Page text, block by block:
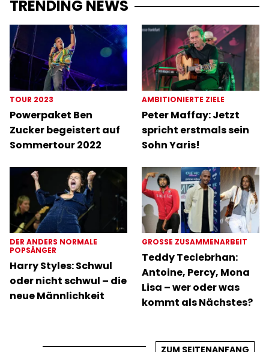
TRENDING NEWS
TOUR 2023
Powerpaket Ben
Zucker begeistert auf
Sommertour 2022
AMBITIONIERTE ZIELE
Peter Maffay: Jetzt
spricht erstmals sein
Sohn Yaris!
DER ANDERS NORMALE
POPSÄNGER
Harry Styles: Schwul
oder nicht schwul – die
neue Männlichkeit
GROSSE ZUSAMMENARBEIT
Teddy Teclebrhan:
Antoine, Percy, Mona
Lisa – wer oder was
kommt als Nächstes?
ZUM SEITENANFANG